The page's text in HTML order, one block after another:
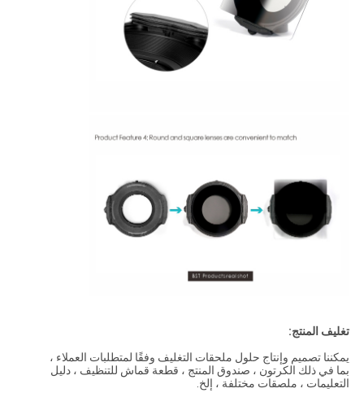
تغليف المنتج:
يمكننا تصميم وإنتاج حلول ملحقات التغليف وفقًا لمتطلبات العملاء ،
بما في ذلك الكرتون ، صندوق المنتج ، قطعة قماش للتنظيف ، دليل
التعليمات ، ملصقات مختلفة ، إلخ.